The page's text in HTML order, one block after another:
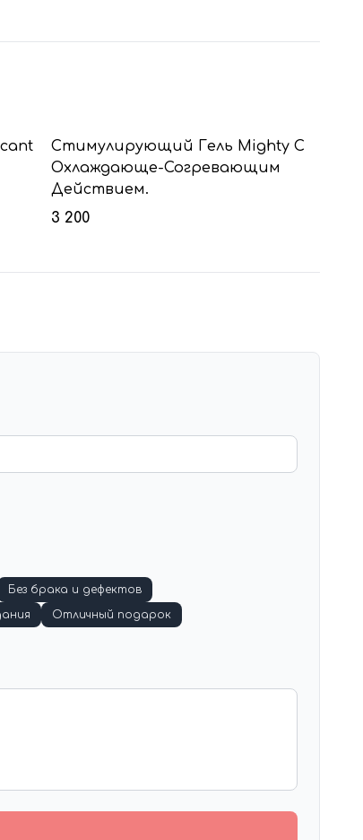
Стимулирующий Гель Mighty С
Охлаждающе-Согревающим
Действием.
3 200
Без брака и дефектов
Отличный подарок